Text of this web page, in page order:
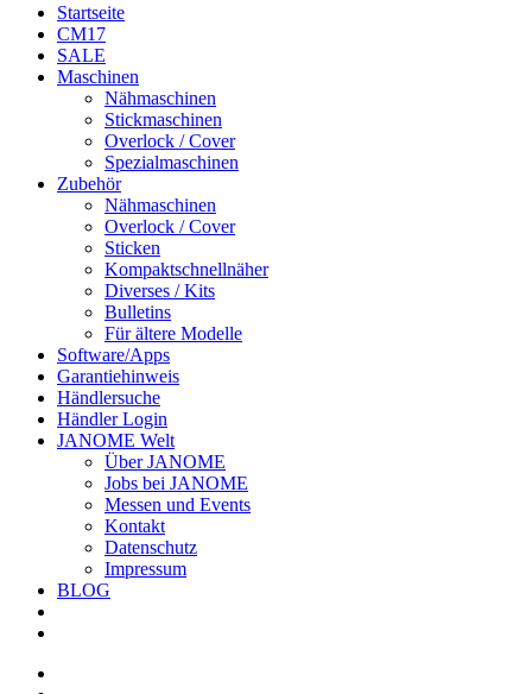
Startseite
CM17
SALE
Maschinen
Nähmaschinen
Stickmaschinen
Overlock / Cover
Spezialmaschinen
Zubehör
Nähmaschinen
Overlock / Cover
Sticken
Kompaktschnellnäher
Diverses / Kits
Bulletins
Für ältere Modelle
Software/Apps
Garantiehinweis
Händlersuche
Händler Login
JANOME Welt
Über JANOME
Jobs bei JANOME
Messen und Events
Kontakt
Datenschutz
Impressum
BLOG